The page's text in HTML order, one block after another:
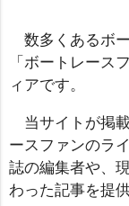
数多くあるボ
「ボートレース
ィアです。
当サイトが掲
ースファンのラ
誌の編集者や、
わった記事を提